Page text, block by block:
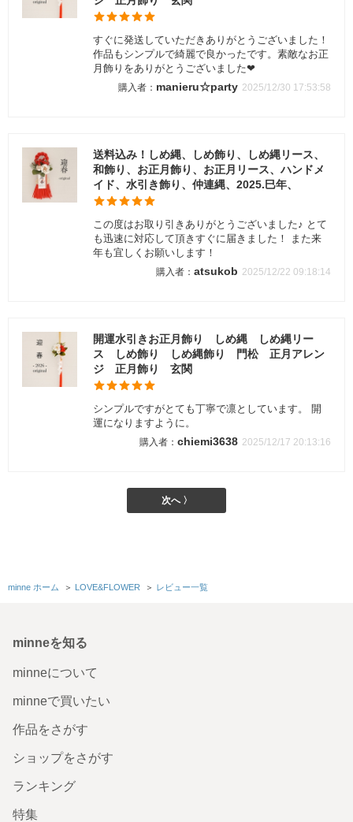
すぐに発送していただきありがとうございました！
作品もシンプルで綺麗で良かったです。素敵なお正
月飾りをありがとうございました❤
manieru☆party 2025/12/30 17:53:58
送料込み！しめ縄、しめ飾り、しめ縄リース、
和飾り、お正月飾り、お正月リース、ハンドメ
イド、水引き飾り、仲連縄、2025.巳年、
この度はお取り引きありがとうございました♪ とて
も迅速に対応して頂きすぐに届きました！ また来
年も宜しくお願いします！
atsukob 2025/12/22 09:18:14
開運水引きお正月飾り しめ縄 しめ縄リー
ス しめ飾り しめ縄飾り 門松 正月アレン
ジ 正月飾り 玄関
シンプルですがとても丁寧で凛としています。 開
運になりますように。
chiemi3638 2025/12/17 20:13:16
次へ 〉
minne ホーム ＞ LOVE&FLOWER ＞ レビュー一覧
minneを知る
minneについて
minneで買いたい
作品をさがす
ショップをさがす
ランキング
特集